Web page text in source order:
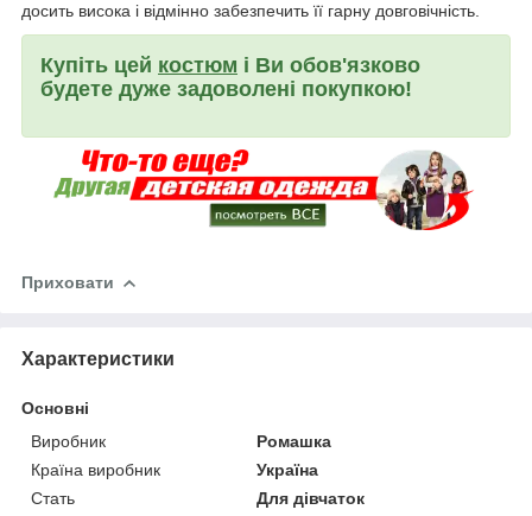
досить висока і відмінно забезпечить її гарну довговічність.
Купіть цей костюм і Ви обов'язково
будете дуже задоволені покупкою!
Приховати
Характеристики
Основні
Виробник
Ромашка
Країна виробник
Україна
Стать
Для дівчаток